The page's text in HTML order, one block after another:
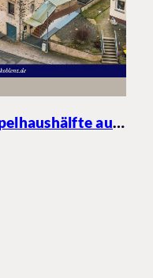
Familienfreundliche Doppelhaushälfte auf großem Grundstück